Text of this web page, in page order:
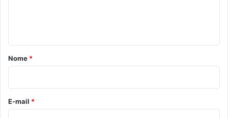
r
o
*
Nome *
E-mail *